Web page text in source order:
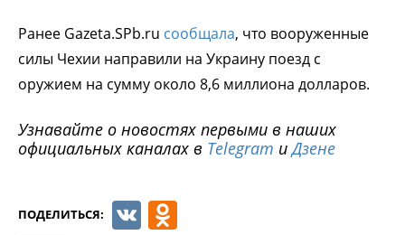
Ранее Gazeta.SPb.ru сообщала, что вооруженные
силы Чехии направили на Украину поезд с
оружием на сумму около 8,6 миллиона долларов.
Узнавайте о новостях первыми в наших
официальных каналах в Telegram иДзене
ПОДЕЛИТЬСЯ: VK